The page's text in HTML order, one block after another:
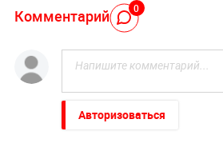
Комментарий 0
Авторизоваться